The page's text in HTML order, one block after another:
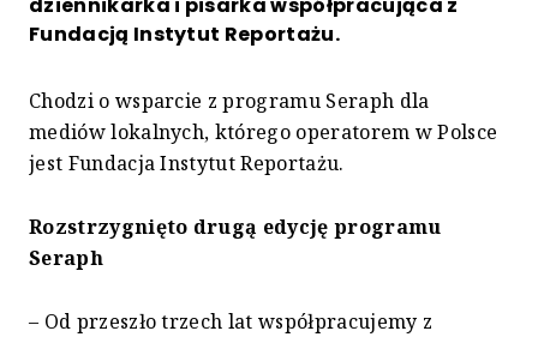
Fundacją Instytut Reportażu.
Chodzi o wsparcie z programu Seraph dla
mediów lokalnych, którego operatorem w Polsce
jest Fundacja Instytut Reportażu.
Rozstrzygnięto drugą edycję programu
Seraph
– Od przeszło trzech lat współpracujemy z